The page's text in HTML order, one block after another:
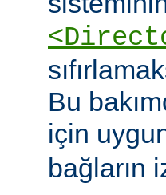
Bu
için
bağların